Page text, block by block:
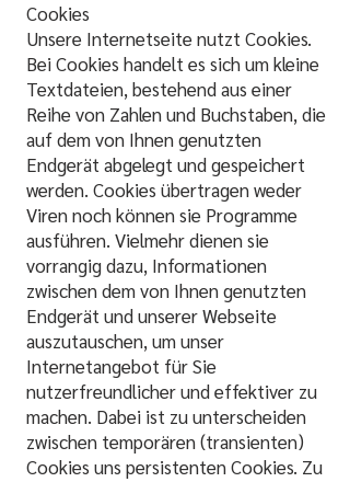
Cookies
Unsere Internetseite nutzt Cookies.
Bei Cookies handelt es sich um kleine
Textdateien, bestehend aus einer
Reihe von Zahlen und Buchstaben, die
auf dem von Ihnen genutzten
Endgerät abgelegt und gespeichert
werden. Cookies übertragen weder
Viren noch können sie Programme
ausführen. Vielmehr dienen sie
vorrangig dazu, Informationen
zwischen dem von Ihnen genutzten
Endgerät und unserer Webseite
auszutauschen, um unser
Internetangebot für Sie
nutzerfreundlicher und effektiver zu
machen. Dabei ist zu unterscheiden
zwischen temporären (transienten)
Cookies uns persistenten Cookies. Zu